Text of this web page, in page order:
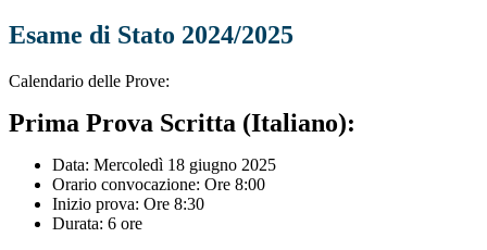
Esame di Stato 2024/2025
Calendario delle Prove:
Prima Prova Scritta (Italiano):
Data: Mercoledì 18 giugno 2025
Orario convocazione: Ore 8:00
Inizio prova: Ore 8:30
Durata: 6 ore